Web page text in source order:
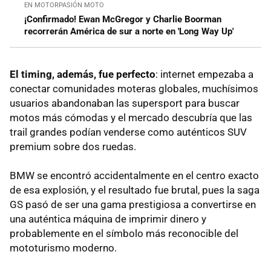
EN MOTORPASIÓN MOTO
¡Confirmado! Ewan McGregor y Charlie Boorman
recorrerán América de sur a norte en 'Long Way Up'
El timing, además, fue perfecto: internet empezaba a
conectar comunidades moteras globales, muchísimos
usuarios abandonaban las supersport para buscar
motos más cómodas y el mercado descubría que las
trail grandes podían venderse como auténticos SUV
premium sobre dos ruedas.
BMW se encontró accidentalmente en el centro exacto
de esa explosión, y el resultado fue brutal, pues la saga
GS pasó de ser una gama prestigiosa a convertirse en
una auténtica máquina de imprimir dinero y
probablemente en el símbolo más reconocible del
mototurismo moderno.